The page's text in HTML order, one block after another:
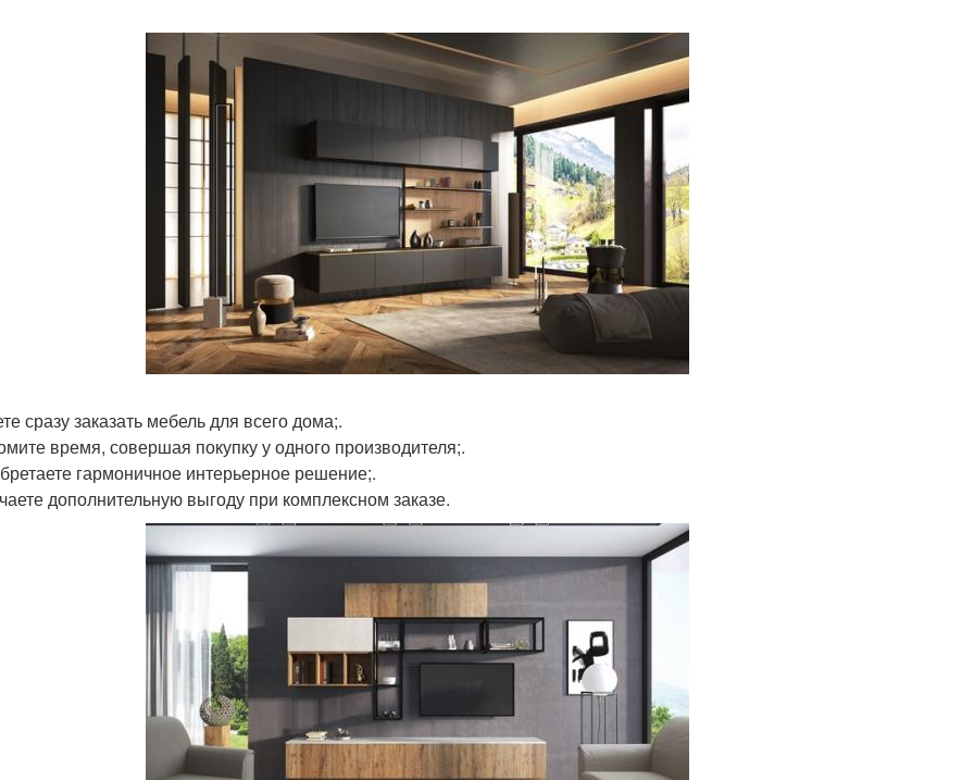
сразу заказать мебель для всего дома;.
время, совершая покупку у одного производителя;.
гармоничное интерьерное решение;.
дополнительную выгоду при комплексном заказе.